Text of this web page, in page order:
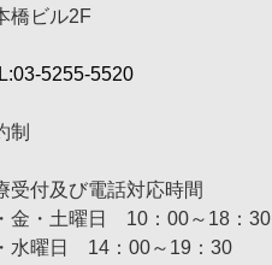
橋ビル2F
5255-5520
制
受付及び電話対応時間
金・土曜日 10：00～18：30
水曜日 14：00～19：30